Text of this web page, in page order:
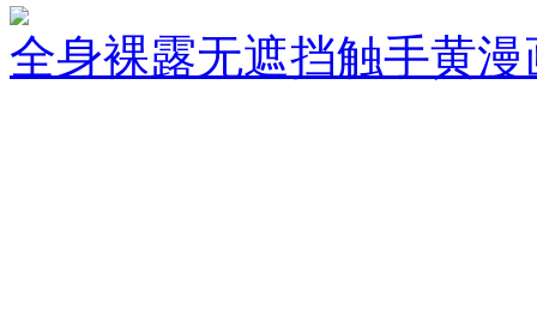
全身裸露无遮挡触手黄漫